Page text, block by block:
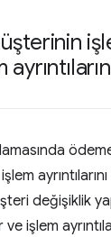
değişiklik
işlem